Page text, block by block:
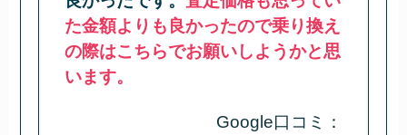
た金額よりも良かったので乗り換え
の際はこちらでお願いしようかと思
います。
Google口コミ：